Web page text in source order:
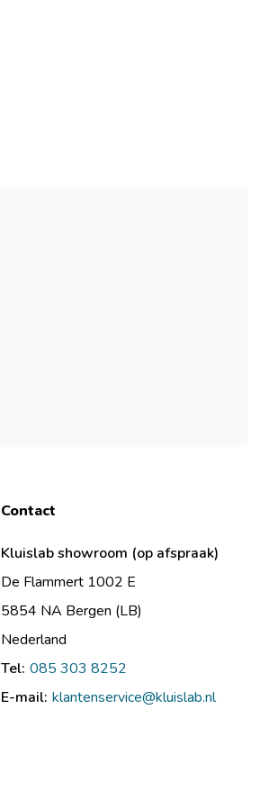
Contact
Kluislab showroom (op afspraak)
De Flammert 1002 E
5854 NA Bergen (LB)
Nederland
Tel: 085 303 8252
E-mail: klantenservice@kluislab.nl